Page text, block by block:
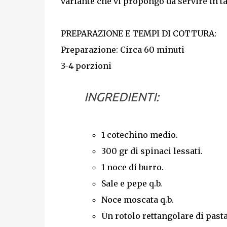
PREPARAZIONE E TEMPI DI COTTURA:
Preparazione: Circa 60 minuti
3-4 porzioni
INGREDIENTI:
1 cotechino medio.
300 gr di spinaci lessati.
1 noce di burro.
Sale e pepe q.b.
Noce moscata q.b.
Un rotolo rettangolare di